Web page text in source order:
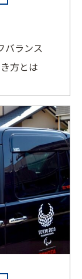
バランス
方とは